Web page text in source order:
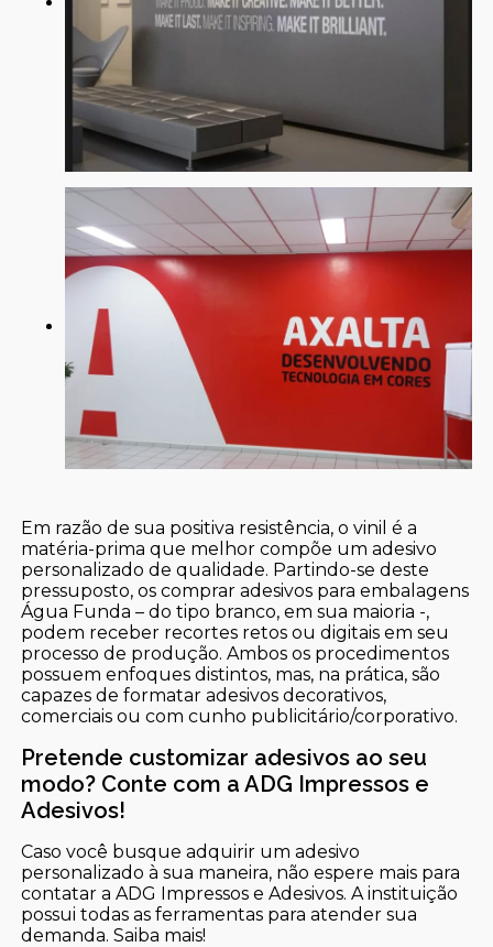
Em razão de sua positiva resistência, o vinil é a
matéria-prima que melhor compõe um adesivo
personalizado de qualidade. Partindo-se deste
pressuposto, os comprar adesivos para embalagens
Água Funda – do tipo branco, em sua maioria -,
podem receber recortes retos ou digitais em seu
processo de produção. Ambos os procedimentos
possuem enfoques distintos, mas, na prática, são
capazes de formatar adesivos decorativos,
comerciais ou com cunho publicitário/corporativo.
Pretende customizar adesivos ao seu
modo? Conte com a ADG Impressos e
Adesivos!
Caso você busque adquirir um adesivo
personalizado à sua maneira, não espere mais para
contatar a ADG Impressos e Adesivos. A instituição
possui todas as ferramentas para atender sua
demanda. Saiba mais!